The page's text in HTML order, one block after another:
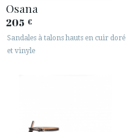
Osana
205 €
Sandales à talons hauts en cuir doré
et vinyle